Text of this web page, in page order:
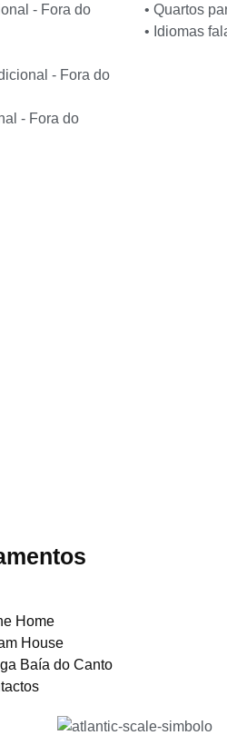
- Fora do
- Fora do
- Fora do
• Quartos
• Idiomas
Home
House
Baía do Canto